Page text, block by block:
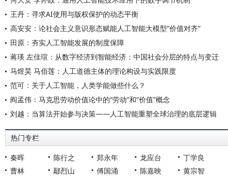
王丹：寻求AI使用与版权保护的动态平衡
高安安：论社会主义意识形态赋能人工智能大模型“价值对齐”
田原：夯实人工智能发展的制度保障
蒋瑛 左佳瑄：从数字经济到智能经济：中国社会分层的特点与变迁
马煜昊 马佰莲：人工道德主体的理论构设与实践限度
范可：关于人工智能，人类学能做些什么？
阎孟伟：马克思劳动价值论中的“劳动”和“价值”概念
刘越：当算法开始参与决策——人工智能重塑全球治理的底层逻辑
热门专栏
秦晖 陈行之 郑永年 龙应台
丁学良
曹林
鄢烈山 傅国涌 陈嘉映
黄宗智